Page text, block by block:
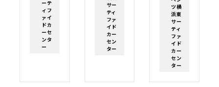
ーテ
ィフ
ァイ
ドカ
ーセ
ンタ
ー
サー
ティ
ファ
イド
カー
セン
ター
ツ横
浜東
サー
ティ
ファ
イド
カー
セン
ター